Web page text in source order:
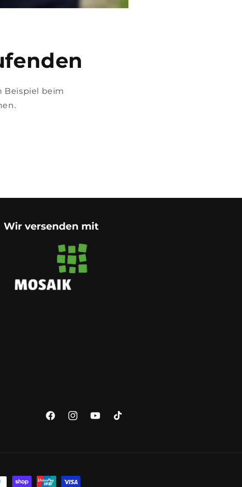
Beispiel beim
FacebookInstagramYouTubeTikTok